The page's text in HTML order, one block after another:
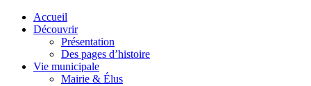
Accueil
Découvrir
Présentation
Des pages d’histoire
Vie municipale
Mairie & Élus